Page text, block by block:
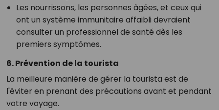
Les nourrissons, les personnes âgées, et ceux qui
ont un système immunitaire affaibli devraient
consulter un professionnel de santé dès les
premiers symptômes.
6. Prévention de la tourista
La meilleure manière de gérer la tourista est de
l'éviter en prenant des précautions avant et pendant
votre voyage.